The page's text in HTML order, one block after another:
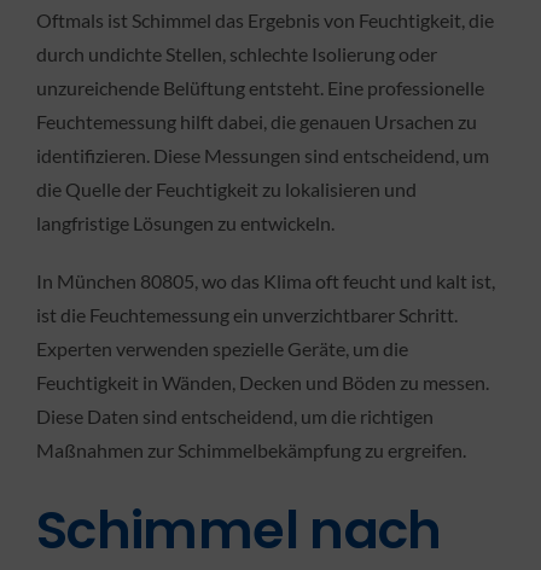
Oftmals ist Schimmel das Ergebnis von Feuchtigkeit, die
durch undichte Stellen, schlechte Isolierung oder
unzureichende Belüftung entsteht. Eine professionelle
Feuchtemessung hilft dabei, die genauen Ursachen zu
identifizieren. Diese Messungen sind entscheidend, um
die Quelle der Feuchtigkeit zu lokalisieren und
langfristige Lösungen zu entwickeln.
In München 80805, wo das Klima oft feucht und kalt ist,
ist die Feuchtemessung ein unverzichtbarer Schritt.
Experten verwenden spezielle Geräte, um die
Feuchtigkeit in Wänden, Decken und Böden zu messen.
Diese Daten sind entscheidend, um die richtigen
Maßnahmen zur Schimmelbekämpfung zu ergreifen.
Schimmel nach